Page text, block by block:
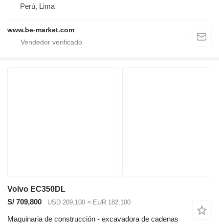
Perú, Lima
www.be-market.com
Volvo EC350DL
S/ 709,800
USD 209,100 ≈ EUR 182,100
Maquinaria de construcción - excavadora de cadenas